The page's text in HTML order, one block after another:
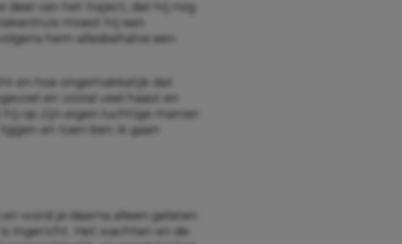
deel van het traject, dat hij nog
moest hij een
hem allesbehalve een
en hoe ongemakkelijk dat
en vooral veel haast en
op zijn eigen luchtige manier:
en toen ben ik gaan
word je daarna alleen gelaten
ingericht. Het wachten en de